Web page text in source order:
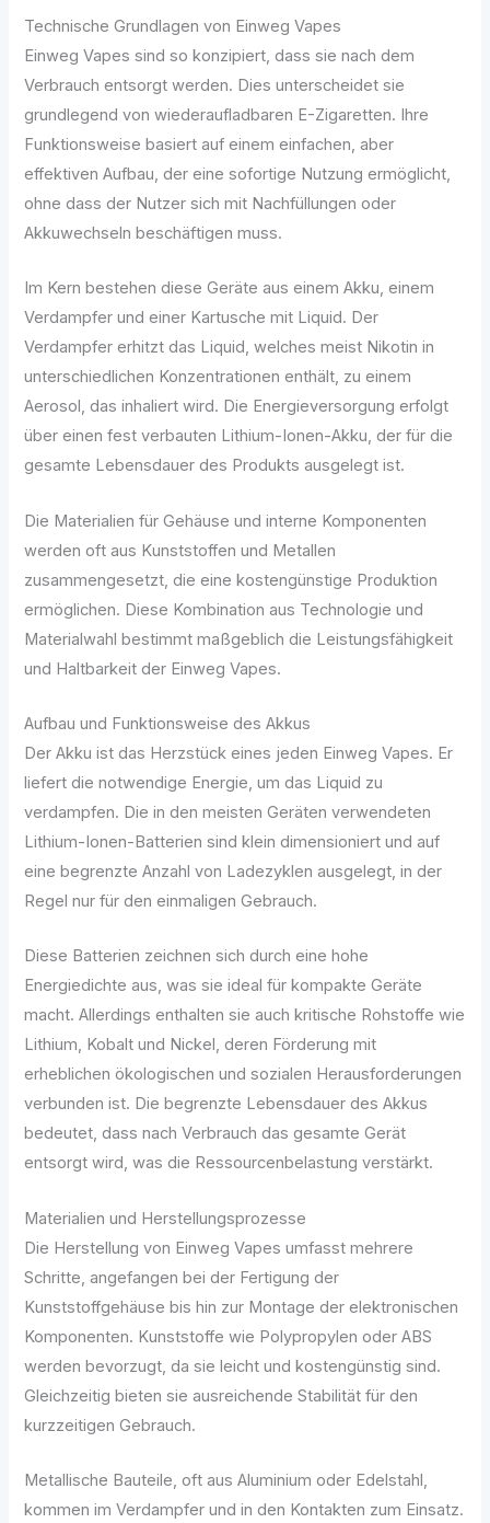
Technische Grundlagen von Einweg Vapes
Einweg Vapes sind so konzipiert, dass sie nach dem
Verbrauch entsorgt werden. Dies unterscheidet sie
grundlegend von wiederaufladbaren E-Zigaretten. Ihre
Funktionsweise basiert auf einem einfachen, aber
effektiven Aufbau, der eine sofortige Nutzung ermöglicht,
ohne dass der Nutzer sich mit Nachfüllungen oder
Akkuwechseln beschäftigen muss.
Im Kern bestehen diese Geräte aus einem Akku, einem
Verdampfer und einer Kartusche mit Liquid. Der
Verdampfer erhitzt das Liquid, welches meist Nikotin in
unterschiedlichen Konzentrationen enthält, zu einem
Aerosol, das inhaliert wird. Die Energieversorgung erfolgt
über einen fest verbauten Lithium-Ionen-Akku, der für die
gesamte Lebensdauer des Produkts ausgelegt ist.
Die Materialien für Gehäuse und interne Komponenten
werden oft aus Kunststoffen und Metallen
zusammengesetzt, die eine kostengünstige Produktion
ermöglichen. Diese Kombination aus Technologie und
Materialwahl bestimmt maßgeblich die Leistungsfähigkeit
und Haltbarkeit der Einweg Vapes.
Aufbau und Funktionsweise des Akkus
Der Akku ist das Herzstück eines jeden Einweg Vapes. Er
liefert die notwendige Energie, um das Liquid zu
verdampfen. Die in den meisten Geräten verwendeten
Lithium-Ionen-Batterien sind klein dimensioniert und auf
eine begrenzte Anzahl von Ladezyklen ausgelegt, in der
Regel nur für den einmaligen Gebrauch.
Diese Batterien zeichnen sich durch eine hohe
Energiedichte aus, was sie ideal für kompakte Geräte
macht. Allerdings enthalten sie auch kritische Rohstoffe wie
Lithium, Kobalt und Nickel, deren Förderung mit
erheblichen ökologischen und sozialen Herausforderungen
verbunden ist. Die begrenzte Lebensdauer des Akkus
bedeutet, dass nach Verbrauch das gesamte Gerät
entsorgt wird, was die Ressourcenbelastung verstärkt.
Materialien und Herstellungsprozesse
Die Herstellung von Einweg Vapes umfasst mehrere
Schritte, angefangen bei der Fertigung der
Kunststoffgehäuse bis hin zur Montage der elektronischen
Komponenten. Kunststoffe wie Polypropylen oder ABS
werden bevorzugt, da sie leicht und kostengünstig sind.
Gleichzeitig bieten sie ausreichende Stabilität für den
kurzzeitigen Gebrauch.
Metallische Bauteile, oft aus Aluminium oder Edelstahl,
kommen im Verdampfer und in den Kontakten zum Einsatz.